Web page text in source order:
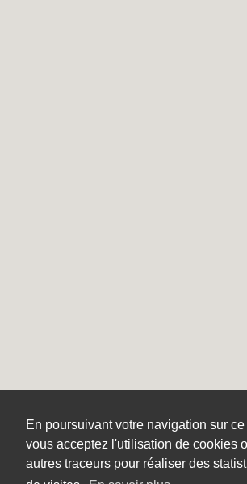
En poursuivant votre navigation sur ce
vous acceptez l'utilisation de cookies
autres traceurs pour réaliser des